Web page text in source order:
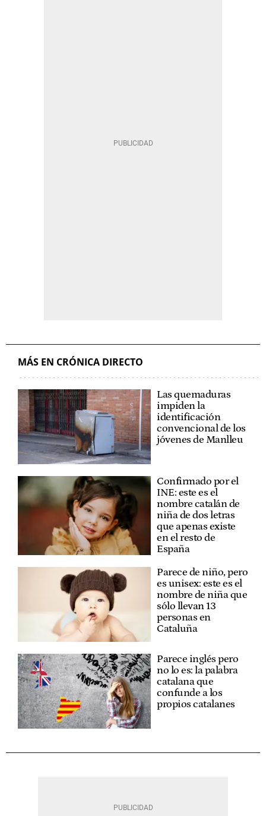
MÁS EN CRÓNICA DIRECTO
Las quemaduras
impiden la
identificación
convencional de los
jóvenes de Manlleu
Confirmado por el
INE: este es el
nombre catalán de
niña de dos letras
que apenas existe
en el resto de
España
Parece de niño, pero
es unisex: este es el
nombre de niña que
sólo llevan 13
personas en
Cataluña
Parece inglés pero
no lo es: la palabra
catalana que
confunde a los
propios catalanes